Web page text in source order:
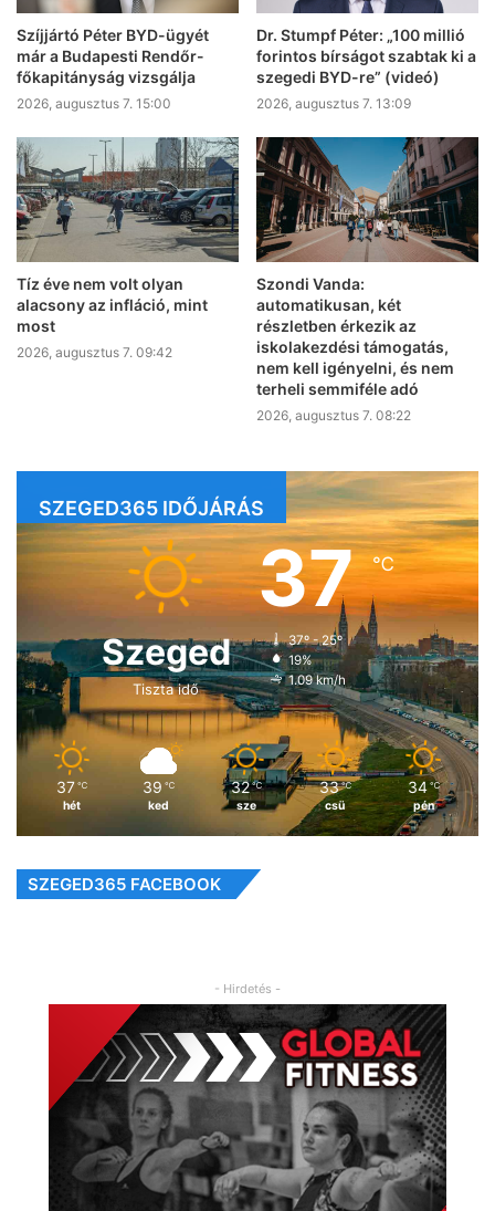
Szíjjártó Péter BYD-ügyét
már a Budapesti Rendőr-
főkapitányság vizsgálja
2026, augusztus 7. 15:00
Dr. Stumpf Péter: „100 millió
forintos bírságot szabtak ki a
szegedi BYD-re” (videó)
2026, augusztus 7. 13:09
Tíz éve nem volt olyan
alacsony az infláció, mint
most
2026, augusztus 7. 09:42
Szondi Vanda:
automatikusan, két
részletben érkezik az
iskolakezdési támogatás,
nem kell igényelni, és nem
terheli semmiféle adó
2026, augusztus 7. 08:22
SZEGED365 IDŐJÁRÁS
Szeged
Tiszta idő
37℃
37º - 25º
19%
1.09 km/h
37 ℃
hét
39 ℃
ked
32 ℃
sze
33 ℃
csü
34 ℃
pén
SZEGED365 FACEBOOK
- Hirdetés -